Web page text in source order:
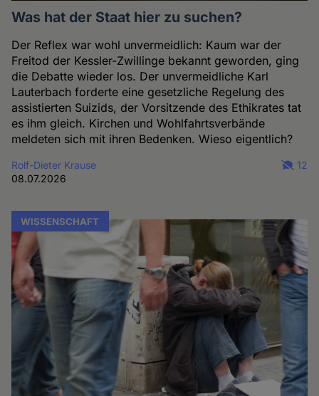
Was hat der Staat hier zu suchen?
Der Reflex war wohl unvermeidlich: Kaum war der
Freitod der Kessler-Zwillinge bekannt geworden, ging
die Debatte wieder los. Der unvermeidliche Karl
Lauterbach forderte eine gesetzliche Regelung des
assistierten Suizids, der Vorsitzende des Ethikrates tat
es ihm gleich. Kirchen und Wohlfahrtsverbände
meldeten sich mit ihren Bedenken. Wieso eigentlich?
Rolf-Dieter Krause
08.07.2026
12
WISSENSCHAFT